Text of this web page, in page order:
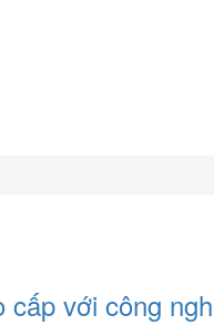
cấp với công